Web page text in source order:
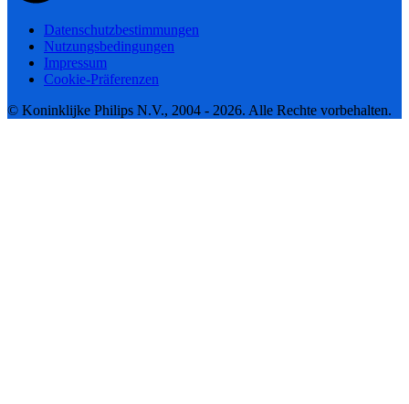
Datenschutzbestimmungen
Nutzungsbedingungen
Impressum
Cookie-Präferenzen
© Koninklijke Philips N.V., 2004 - 2026. Alle Rechte vorbehalten.